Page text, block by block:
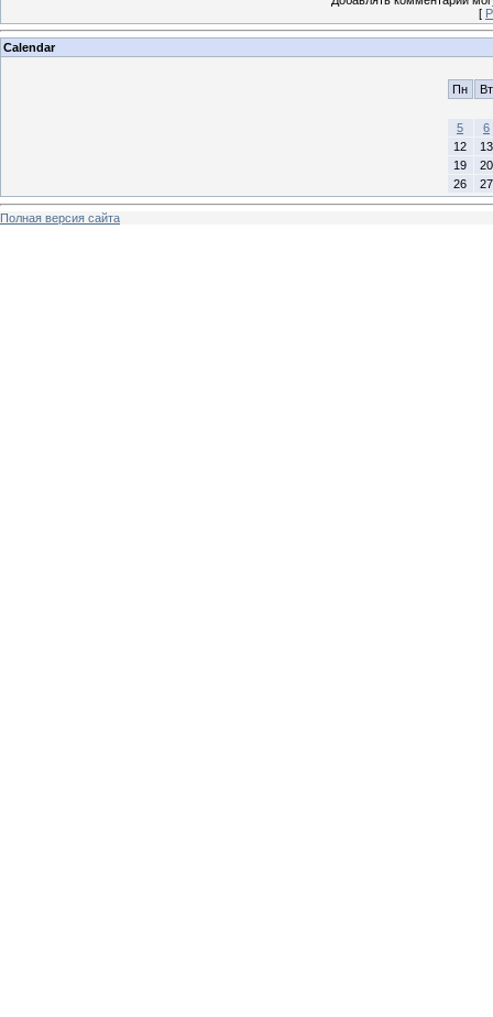
[
Calendar
Пн Вт
5
6
12
13
19
20
26
27
Полная версия сайта